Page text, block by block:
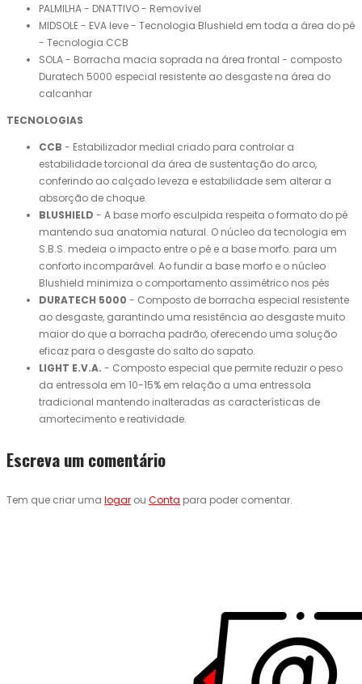
PALMILHA - DNATTIVO - Removível
MIDSOLE - EVA leve - Tecnologia Blushield em toda a área do pé
- Tecnologia CCB
SOLA - Borracha macia soprada na área frontal - composto
Duratech 5000 especial resistente ao desgaste na área do
calcanhar
TECNOLOGIAS
CCB - Estabilizador medial criado para controlar a
estabilidade torcional da área de sustentação do arco,
conferindo ao calçado leveza e estabilidade sem alterar a
absorção de choque.
BLUSHIELD - A base morfo esculpida respeita o formato do pé
mantendo sua anatomia natural. O núcleo da tecnologia em
S.B.S. medeia o impacto entre o pé e a base morfo. para um
conforto incomparável. Ao fundir a base morfo e o núcleo
Blushield minimiza o comportamento assimétrico nos pés
DURATECH 5000 - Composto de borracha especial resistente
ao desgaste, garantindo uma resistência ao desgaste muito
maior do que a borracha padrão, oferecendo uma solução
eficaz para o desgaste do salto do sapato.
LIGHT E.V.A. - Composto especial que permite reduzir o peso
da entressola em 10-15% em relação a uma entressola
tradicional mantendo inalteradas as características de
amortecimento e reatividade.
Escreva um comentário
Tem que criar uma logar ou Conta para poder comentar.